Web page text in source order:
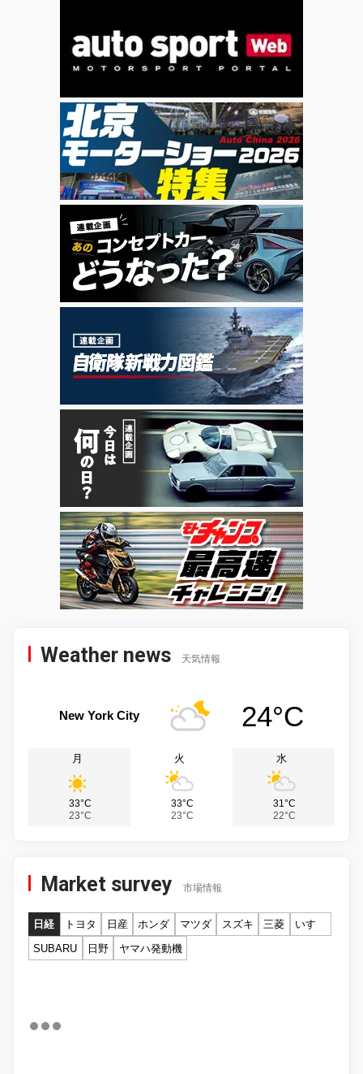
Weather news 天気情報
New York City 24°C
月
33°C
23°C
火
33°C
23°C
水
31°C
22°C
Market survey 市場情報
日経 トヨタ 日産 ホンダ マツダ スズキ 三菱
いすゞ
SUBARU
日野 ヤマハ発動機